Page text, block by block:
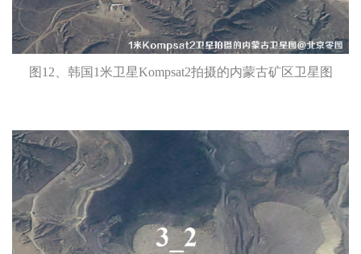
图12、韩国1米卫星Kompsat2拍摄的内蒙古矿区卫星图